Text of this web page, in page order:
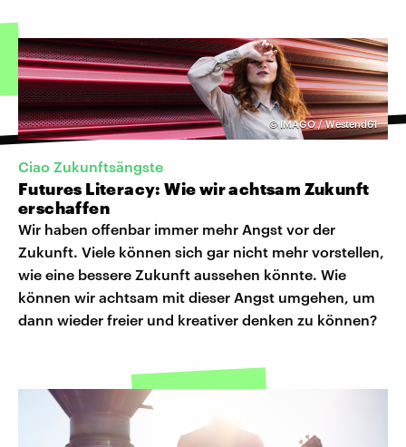
©IMAGO / Westend61
Ciao Zukunftsängste
Futures Literacy: Wie wir achtsam Zukunft
erschaffen
Wir haben offenbar immer mehr Angst vor der
Zukunft. Viele können sich gar nicht mehr vorstellen,
wie eine bessere Zukunft aussehen könnte. Wie
können wir achtsam mit dieser Angst umgehen, um
dann wieder freier und kreativer denken zu können?